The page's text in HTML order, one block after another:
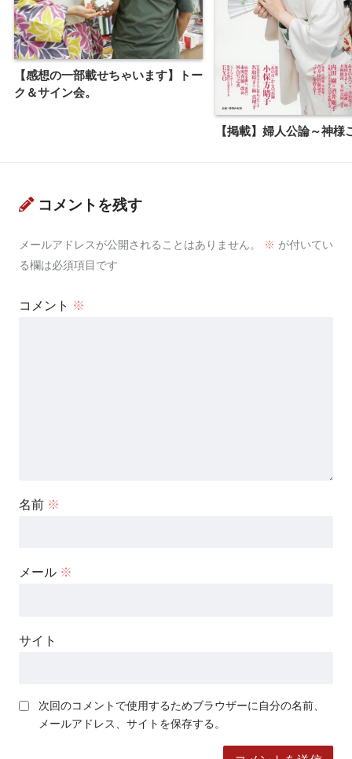
【感想の一部載せちゃいます】トー
ク＆サイン会。
【掲載】婦人公論～神様
コメントを残す
メールアドレスが公開されることはありません。 ※ が付いてい
る欄は必須項目です
コメント ※
名前 ※
メール ※
サイト
次回のコメントで使用するためブラウザーに自分の名前、
メールアドレス、サイトを保存する。